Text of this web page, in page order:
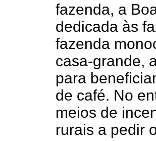
fazenda, a
dedicada às
fazenda
casa-grande,
para
de café. No
meios de
rurais a pedir